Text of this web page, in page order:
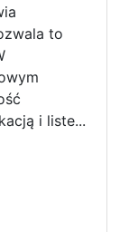
to
i liste...